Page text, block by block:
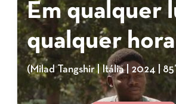
Em qualquer
qualquer hora
(Milad Tangshir | Itália | 2024 |